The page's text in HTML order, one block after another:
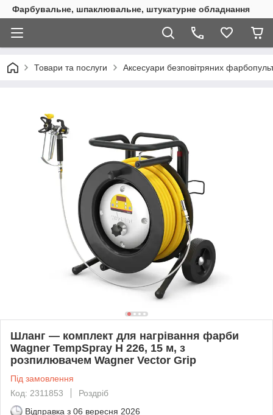
Фарбувальне, шпаклювальне, штукатурне обладнання
Товари та послуги Аксесуари безповітряних
Шланг — комплект для нагрівання фарби
Wagner TempSpray H 226, 15 м, з
розпилювачем Wagner Vector Grip
Під замовлення
Код: 2311853
Роздріб
Відправка з 06 вересня 2026